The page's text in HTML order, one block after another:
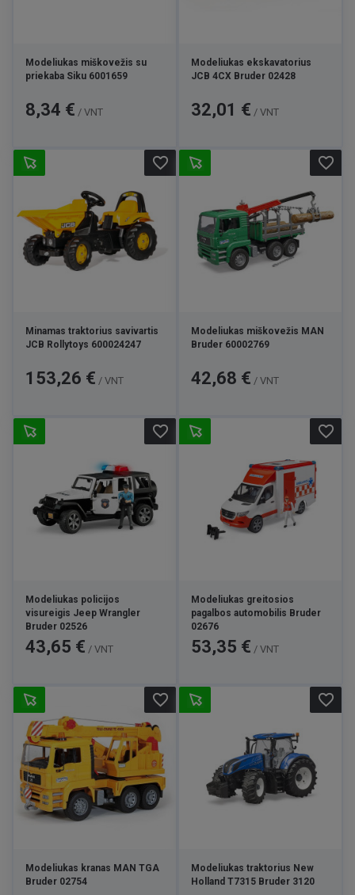
Modeliukas miškovežis su
priekaba Siku 6001659
Kaina
8,34 € / VNT
Modeliukas ekskavatorius
JCB 4CX Bruder 02428
Kaina
32,01 € / VNT
Minamas traktorius savivartis
JCB Rollytoys 600024247
Kaina
153,26 € / VNT
favorite_border
Modeliukas miškovežis MAN
Bruder 60002769
Kaina
42,68 € / VNT
favorite_border
Modeliukas policijos
visureigis Jeep Wrangler
Bruder 02526
Kaina
43,65 € / VNT
favorite_border
Modeliukas greitosios
pagalbos automobilis Bruder
02676
Kaina
53,35 € / VNT
favorite_border
Modeliukas kranas MAN TGA
Bruder 02754
favorite_border
Modeliukas traktorius New
Holland T7315 Bruder 3120
favorite_border